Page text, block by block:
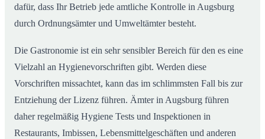
dafür, dass Ihr Betrieb jede amtliche Kontrolle in Augsburg
durch Ordnungsämter und Umweltämter besteht.
Die Gastronomie ist ein sehr sensibler Bereich für den es eine
Vielzahl an Hygienevorschriften gibt. Werden diese
Vorschriften missachtet, kann das im schlimmsten Fall bis zur
Entziehung der Lizenz führen. Ämter in Augsburg führen
daher regelmäßig Hygiene Tests und Inspektionen in
Restaurants, Imbissen, Lebensmittelgeschäften und anderen